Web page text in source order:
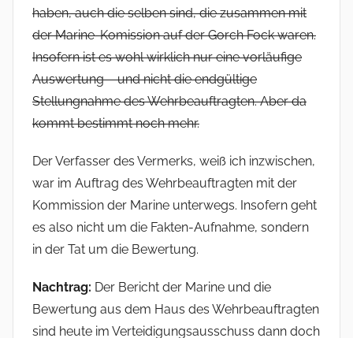
haben, auch die selben sind, die zusammen mit
der Marine-Komission auf der Gorch Fock waren.
Insofern ist es wohl wirklich nur eine vorläufige
Auswertung – und nicht die endgültige
Stellungnahme des Wehrbeauftragten. Aber da
kommt bestimmt noch mehr.
Der Verfasser des Vermerks, weiß ich inzwischen,
war im Auftrag des Wehrbeauftragten mit der
Kommission der Marine unterwegs. Insofern geht
es also nicht um die Fakten-Aufnahme, sondern
in der Tat um die Bewertung.
Nachtrag: Der Bericht der Marine und die
Bewertung aus dem Haus des Wehrbeauftragten
sind heute im Verteidigungsausschuss dann doch